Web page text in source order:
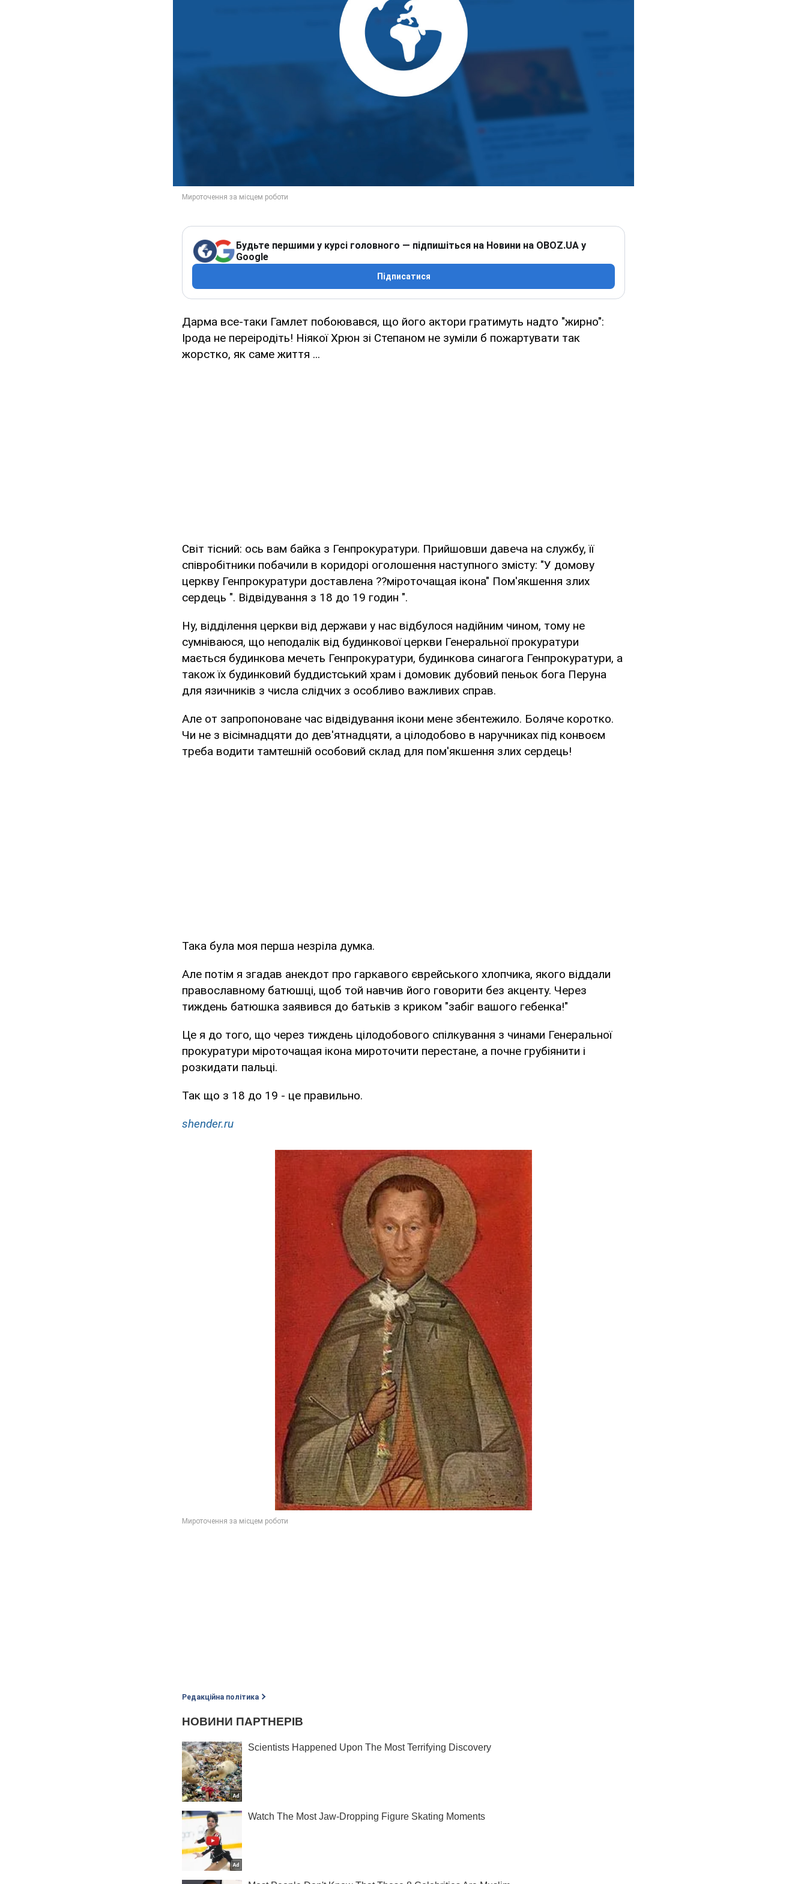
Будьте першими у курсі головного — підпишіться на Новини на OBOZ.UA у
Google
Підписатися
Дарма все-таки Гамлет побоювався, що його актори гратимуть надто "жирно":
Ірода не переіродіть! Ніякої Хрюн зі Степаном не зуміли б пожартувати так
жорстко, як саме життя ...
Світ тісний: ось вам байка з Генпрокуратури. Прийшовши давеча на службу, її
співробітники побачили в коридорі оголошення наступного змісту: "У домову
церкву Генпрокуратури доставлена ??міроточащая ікона" Пом'якшення злих
сердець ". Відвідування з 18 до 19 годин ".
Ну, відділення церкви від держави у нас відбулося надійним чином, тому не
сумніваюся, що неподалік від будинкової церкви Генеральної прокуратури
мається будинкова мечеть Генпрокуратури, будинкова синагога Генпрокуратури, а
також їх будинковий буддистський храм і домовик дубовий пеньок бога Перуна
для язичників з числа слідчих з особливо важливих справ.
Але от запропоноване час відвідування ікони мене збентежило. Боляче коротко.
Чи не з вісімнадцяти до дев'ятнадцяти, а цілодобово в наручниках під конвоєм
треба водити тамтешній особовий склад для пом'якшення злих сердець!
Така була моя перша незріла думка.
Але потім я згадав анекдот про гаркавого єврейського хлопчика, якого віддали
православному батюшці, щоб той навчив його говорити без акценту. Через
тиждень батюшка заявився до батьків з криком "забіг вашого гебенка!"
Це я до того, що через тиждень цілодобового спілкування з чинами Генеральної
прокуратури міроточащая ікона мироточити перестане, а почне грубіянити і
розкидати пальці.
Так що з 18 до 19 - це правильно.
shender.ru
Редакційна політика